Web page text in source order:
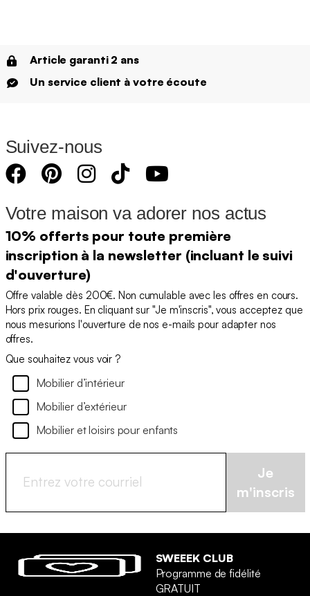
Article garanti 2 ans
Un service client à votre écoute
Suivez-nous
Votre maison va adorer nos actus
10% offerts pour toute première
inscription à la newsletter (incluant le suivi
d'ouverture)
Offre valable dès 200€. Non cumulable avec les offres en cours.
Hors prix rouges. En cliquant sur "Je m'inscris", vous acceptez que
nous mesurions l'ouverture de nos e-mails pour adapter nos
offres.
Que souhaitez vous voir ?
Mobilier d’intérieur
Mobilier d’extérieur
Mobilier et loisirs pour enfants
Je
m'inscris
SWEEEK CLUB
Programme de fidélité
GRATUIT